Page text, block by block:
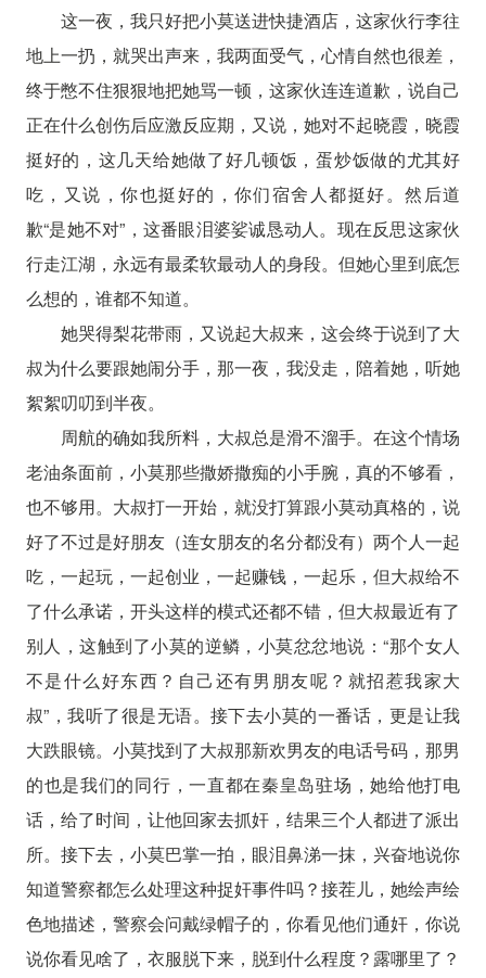
这一夜，我只好把小莫送进快捷酒店，这家伙行李往
地上一扔，就哭出声来，我两面受气，心情自然也很差，
终于憋不住狠狠地把她骂一顿，这家伙连连道歉，说自己
正在什么创伤后应激反应期，又说，她对不起晓霞，晓霞
挺好的，这几天给她做了好几顿饭，蛋炒饭做的尤其好
吃，又说，你也挺好的，你们宿舍人都挺好。然后道
歉“是她不对”，这番眼泪婆娑诚恳动人。现在反思这家伙
行走江湖，永远有最柔软最动人的身段。但她心里到底怎
么想的，谁都不知道。
她哭得梨花带雨，又说起大叔来，这会终于说到了大
叔为什么要跟她闹分手，那一夜，我没走，陪着她，听她
絮絮叨叨到半夜。
周航的确如我所料，大叔总是滑不溜手。在这个情场
老油条面前，小莫那些撒娇撒痴的小手腕，真的不够看，
也不够用。大叔打一开始，就没打算跟小莫动真格的，说
好了不过是好朋友（连女朋友的名分都没有）两个人一起
吃，一起玩，一起创业，一起赚钱，一起乐，但大叔给不
了什么承诺，开头这样的模式还都不错，但大叔最近有了
别人，这触到了小莫的逆鳞，小莫忿忿地说：“那个女人
不是什么好东西？自己还有男朋友呢？就招惹我家大
叔”，我听了很是无语。接下去小莫的一番话，更是让我
大跌眼镜。小莫找到了大叔那新欢男友的电话号码，那男
的也是我们的同行，一直都在秦皇岛驻场，她给他打电
话，给了时间，让他回家去抓奸，结果三个人都进了派出
所。接下去，小莫巴掌一拍，眼泪鼻涕一抹，兴奋地说你
知道警察都怎么处理这种捉奸事件吗？接茬儿，她绘声绘
色地描述，警察会问戴绿帽子的，你看见他们通奸，你说
说你看见啥了，衣服脱下来，脱到什么程度？露哪里了？